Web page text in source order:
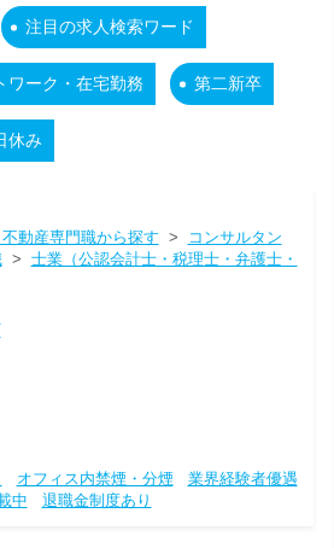
注目の求人検索ワード
ワーク・在宅勤務 第二新卒
休み
動産専門職から探す >
コンサルタン
> 士業（公認会計士・税理士・弁護士・
オフィス内禁煙・分煙
業界経験者優遇
中
退職金制度あり